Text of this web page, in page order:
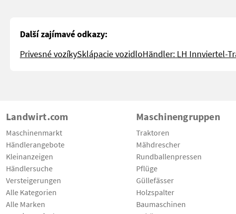
Další zajímavé odkazy:
Privesné vozíkySklápacie vozidloHändler: LH Innviertel-
Landwirt.com
Maschinenmarkt
Händlerangebote
Kleinanzeigen
Händlersuche
Versteigerungen
Alle Kategorien
Alle Marken
Maschinengruppen
Traktoren
Mähdrescher
Rundballenpressen
Pflüge
Güllefässer
Holzspalter
Baumaschinen